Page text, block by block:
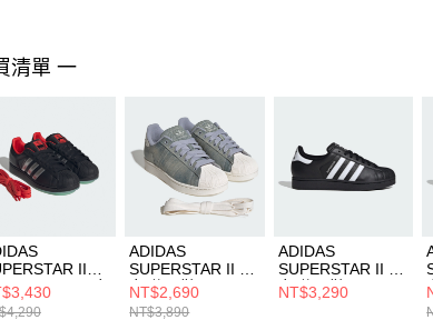
清單 一
II
COLA 男女
鞋 KH6891
ADIDAS
SUPERSTAR II 男
女 休閒鞋 IH9246
NT$2,690
NT$3,890
ADIDAS
SUPERSTAR II 男
女 休閒鞋 JI0079
NT$3,290